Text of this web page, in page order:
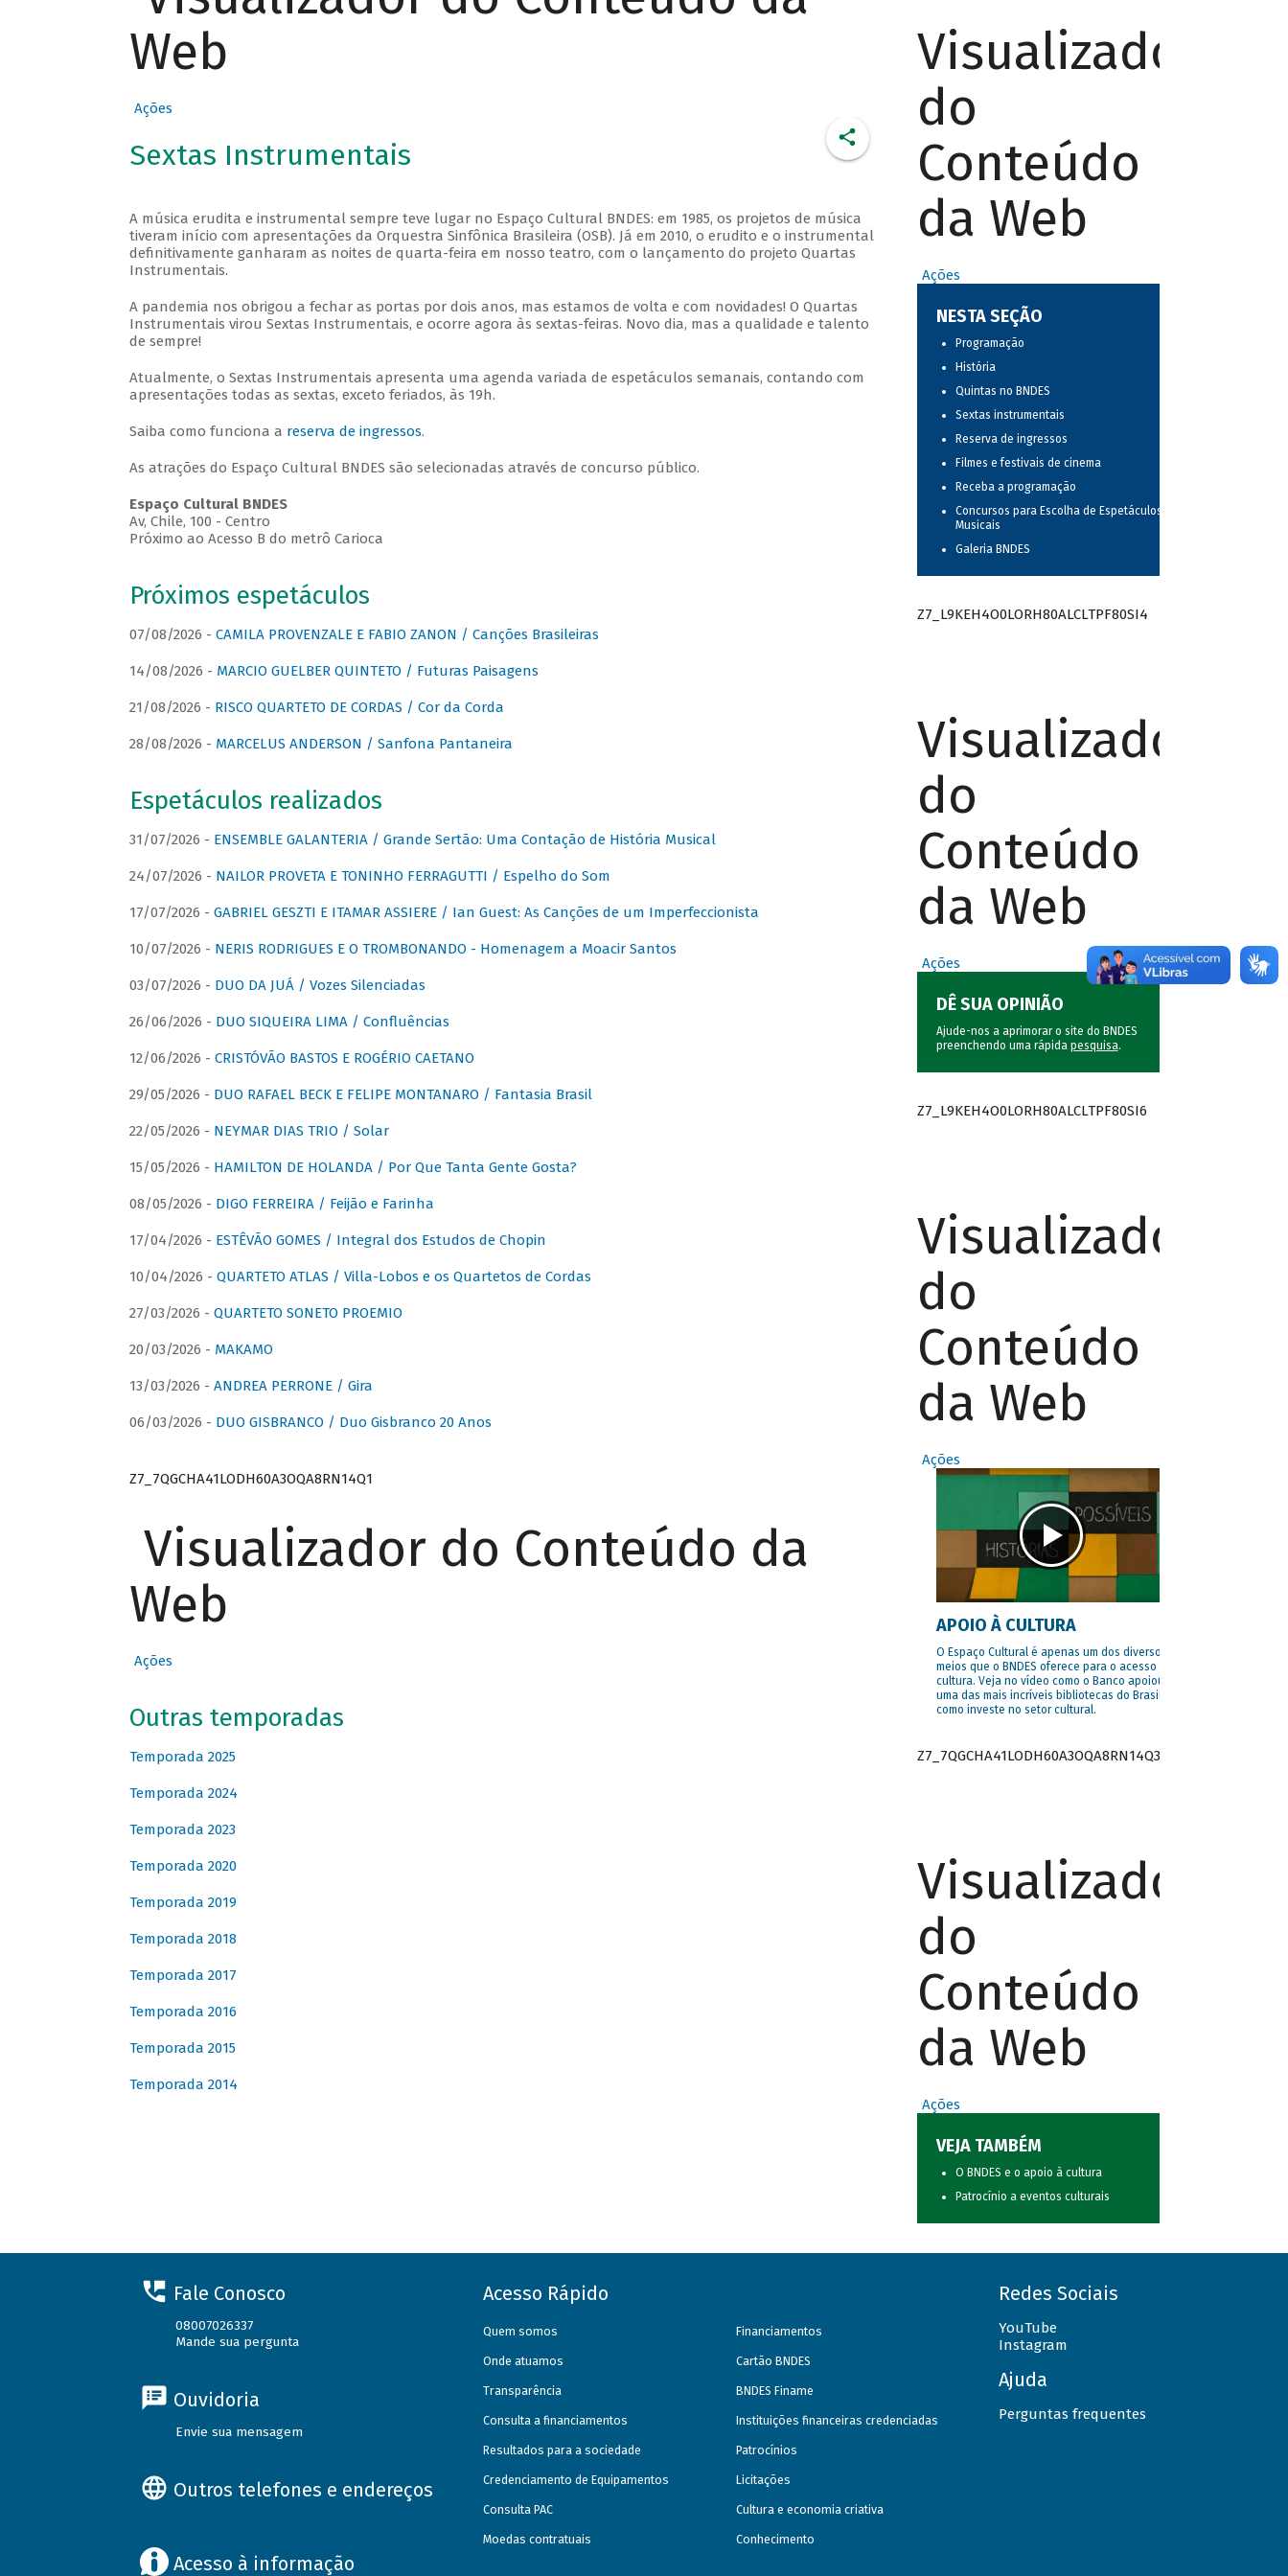
Web
Ações
Sextas Instrumentais
A música erudita e instrumental sempre teve lugar no Espaço Cultural BNDES: em 1985, os projetos de música
tiveram início com apresentações da Orquestra Sinfônica Brasileira (OSB). Já em 2010, o erudito e o instrumental
definitivamente ganharam as noites de quarta-feira em nosso teatro, com o lançamento do projeto Quartas
Instrumentais.
A pandemia nos obrigou a fechar as portas por dois anos, mas estamos de volta e com novidades! O Quartas
Instrumentais virou Sextas Instrumentais, e ocorre agora às sextas-feiras. Novo dia, mas a qualidade e talento
de sempre!
Atualmente, o Sextas Instrumentais apresenta uma agenda variada de espetáculos semanais, contando com
apresentações todas as sextas, exceto feriados, às 19h.
Saiba como funciona a reserva de ingressos.
As atrações do Espaço Cultural BNDES são selecionadas através de concurso público.
Espaço Cultural BNDES
Av, Chile, 100 - Centro
Próximo ao Acesso B do metrô Carioca
Próximos espetáculos
07/08/2026 - CAMILA PROVENZALE E FABIO ZANON / Canções Brasileiras
14/08/2026 - MARCIO GUELBER QUINTETO / Futuras Paisagens
21/08/2026 - RISCO QUARTETO DE CORDAS / Cor da Corda
28/08/2026 - MARCELUS ANDERSON / Sanfona Pantaneira
Espetáculos realizados
31/07/2026 - ENSEMBLE GALANTERIA / Grande Sertão: Uma Contação de História Musical
24/07/2026 - NAILOR PROVETA E TONINHO FERRAGUTTI / Espelho do Som
17/07/2026 - GABRIEL GESZTI E ITAMAR ASSIERE / Ian Guest: As Canções de um Imperfeccionista
10/07/2026 - NERIS RODRIGUES E O TROMBONANDO - Homenagem a Moacir Santos
03/07/2026 - DUO DA JUÁ / Vozes Silenciadas
26/06/2026 - DUO SIQUEIRA LIMA / Confluências
12/06/2026 - CRISTÓVÃO BASTOS E ROGÉRIO CAETANO
29/05/2026 - DUO RAFAEL BECK E FELIPE MONTANARO / Fantasia Brasil
22/05/2026 - NEYMAR DIAS TRIO / Solar
15/05/2026 - HAMILTON DE HOLANDA / Por Que Tanta Gente Gosta?
08/05/2026 - DIGO FERREIRA / Feijão e Farinha
17/04/2026 - ESTÊVÃO GOMES / Integral dos Estudos de Chopin
10/04/2026 - QUARTETO ATLAS / Villa-Lobos e os Quartetos de Cordas
27/03/2026 - QUARTETO SONETO PROEMIO
20/03/2026 - MAKAMO
13/03/2026 - ANDREA PERRONE / Gira
06/03/2026 - DUO GISBRANCO / Duo Gisbranco 20 Anos
Z7_7QGCHA41LODH60A3OQA8RN14Q1
Visualizador do Conteúdo da
Web
Ações
Outras temporadas
Temporada 2025
Temporada 2024
Temporada 2023
Temporada 2020
Temporada 2019
Temporada 2018
Temporada 2017
Temporada 2016
Temporada 2015
Temporada 2014
Visualizador
do
Conteúdo
da Web
Ações
NESTA SEÇÃO
Programação
História
Quintas no BNDES
Sextas instrumentais
Reserva de ingressos
Filmes e festivais de cinema
Receba a programação
Concursos para Escolha de Espetáculos
Musicais
Galeria BNDES
Z7_L9KEH4O0LORH80ALCLTPF80SI4
Visualizador
do
Conteúdo
da Web
Ações
DÊ SUA OPINIÃO
Ajude-nos a aprimorar o site do BNDES
preenchendo uma rápida pesquisa.
Z7_L9KEH4O0LORH80ALCLTPF80SI6
Visualizador
do
Conteúdo
da Web
Ações
APOIO À CULTURA
O Espaço Cultural é apenas um dos diversos
meios que o BNDES oferece para o acesso à
cultura. Veja no vídeo como o Banco apoiou
uma das mais incríveis bibliotecas do Brasil e
como investe no setor cultural.
Z7_7QGCHA41LODH60A3OQA8RN14Q3
Visualizador
do
Conteúdo
da Web
Ações
VEJA TAMBÉM
O BNDES e o apoio à cultura
Patrocínio a eventos culturais
Fale Conosco
08007026337
Mande sua pergunta
Ouvidoria
Envie sua mensagem
Outros telefones e endereços
Acesso à informação
Acesso Rápido
Quem somos
Onde atuamos
Transparência
Consulta a financiamentos
Resultados para a sociedade
Credenciamento de Equipamentos
Consulta PAC
Moedas contratuais
Financiamentos
Cartão BNDES
BNDES Finame
Instituições financeiras credenciadas
Patrocínios
Licitações
Cultura e economia criativa
Conhecimento
Redes Sociais
YouTube
Instagram
Ajuda
Perguntas frequentes